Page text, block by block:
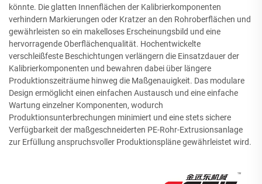
könnte. Die glatten Innenflächen der Kalibrierkomponenten
verhindern Markierungen oder Kratzer an den Rohroberflächen und
gewährleisten so ein makelloses Erscheinungsbild und eine
hervorragende Oberflächenqualität. Hochentwickelte
verschleißfeste Beschichtungen verlängern die Einsatzdauer der
Kalibrierkomponenten und bewahren dabei über längere
Produktionszeiträume hinweg die Maßgenauigkeit. Das modulare
Design ermöglicht einen einfachen Austausch und eine einfache
Wartung einzelner Komponenten, wodurch
Produktionsunterbrechungen minimiert und eine stets sichere
Verfügbarkeit der maßgeschneiderten PE-Rohr-Extrusionsanlage
zur Erfüllung anspruchsvoller Produktionspläne gewährleistet wird.